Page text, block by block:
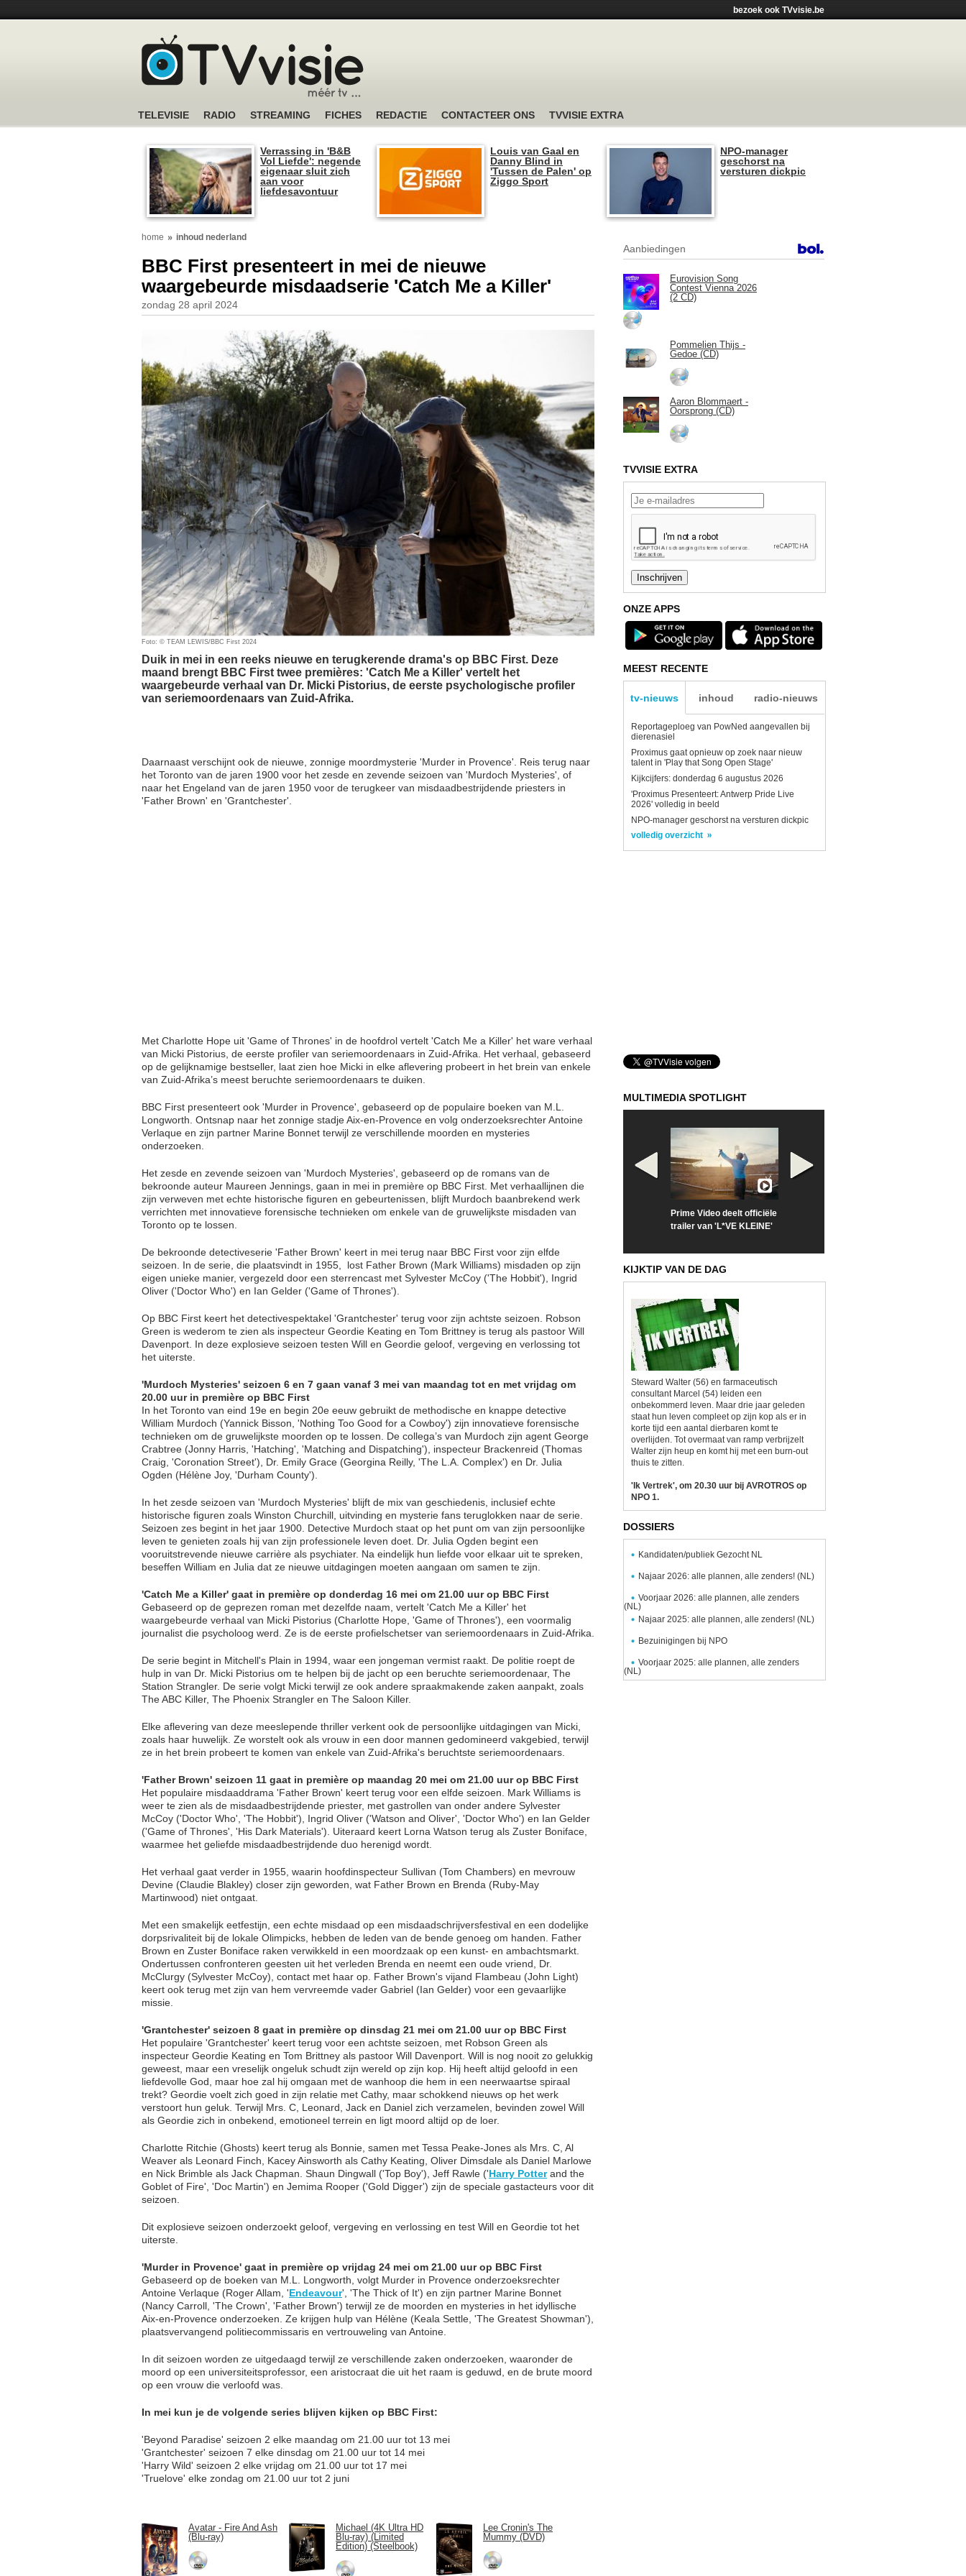
bezoek ook TVvisie.be
TELEVISIE RADIO STREAMING FICHES REDACTIE CONTACTEER ONS TVVISIE EXTRA
Verrassing in 'B&B
Vol Liefde': negende
eigenaar sluit zich
aan voor
liefdesavontuur
Louis van Gaal en
Danny Blind in
'Tussen de Palen' op
Ziggo Sport
NPO-manager
geschorst na
versturen dickpic
home inhoud nederland
BBC First presenteert in mei de nieuwe
waargebeurde misdaadserie 'Catch Me a Killer'
zondag 28 april 2024
Foto: © TEAM LEWIS/BBC First 2024
Duik in mei in een reeks nieuwe en terugkerende drama's op BBC First. Deze
maand brengt BBC First twee premières: 'Catch Me a Killer' vertelt het
waargebeurde verhaal van Dr. Micki Pistorius, de eerste psychologische profiler
van seriemoordenaars van Zuid-Afrika.
Daarnaast verschijnt ook de nieuwe, zonnige moordmysterie 'Murder in Provence'. Reis terug naar
het Toronto van de jaren 1900 voor het zesde en zevende seizoen van 'Murdoch Mysteries', of
naar het Engeland van de jaren 1950 voor de terugkeer van misdaadbestrijdende priesters in
'Father Brown' en 'Grantchester'.
Met Charlotte Hope uit 'Game of Thrones' in de hoofdrol vertelt 'Catch Me a Killer' het ware verhaal
van Micki Pistorius, de eerste profiler van seriemoordenaars in Zuid-Afrika. Het verhaal, gebaseerd
op de gelijknamige bestseller, laat zien hoe Micki in elke aflevering probeert in het brein van enkele
van Zuid-Afrika’s meest beruchte seriemoordenaars te duiken.
BBC First presenteert ook 'Murder in Provence', gebaseerd op de populaire boeken van M.L.
Longworth. Ontsnap naar het zonnige stadje Aix-en-Provence en volg onderzoeksrechter Antoine
Verlaque en zijn partner Marine Bonnet terwijl ze verschillende moorden en mysteries
onderzoeken.
Het zesde en zevende seizoen van 'Murdoch Mysteries', gebaseerd op de romans van de
bekroonde auteur Maureen Jennings, gaan in mei in première op BBC First. Met verhaallijnen die
zijn verweven met echte historische figuren en gebeurtenissen, blijft Murdoch baanbrekend werk
verrichten met innovatieve forensische technieken om enkele van de gruwelijkste misdaden van
Toronto op te lossen.
De bekroonde detectiveserie 'Father Brown' keert in mei terug naar BBC First voor zijn elfde
seizoen. In de serie, die plaatsvindt in 1955, lost Father Brown (Mark Williams) misdaden op zijn
eigen unieke manier, vergezeld door een sterrencast met Sylvester McCoy ('The Hobbit'), Ingrid
Oliver ('Doctor Who') en Ian Gelder ('Game of Thrones').
Op BBC First keert het detectivespektakel 'Grantchester' terug voor zijn achtste seizoen. Robson
Green is wederom te zien als inspecteur Geordie Keating en Tom Brittney is terug als pastoor Will
Davenport. In deze explosieve seizoen testen Will en Geordie geloof, vergeving en verlossing tot
het uiterste.
'Murdoch Mysteries' seizoen 6 en 7 gaan vanaf 3 mei van maandag tot en met vrijdag om
20.00 uur in première op BBC First
In het Toronto van eind 19e en begin 20e eeuw gebruikt de methodische en knappe detective
William Murdoch (Yannick Bisson, 'Nothing Too Good for a Cowboy') zijn innovatieve forensische
technieken om de gruwelijkste moorden op te lossen. De collega’s van Murdoch zijn agent George
Crabtree (Jonny Harris, 'Hatching', 'Matching and Dispatching'), inspecteur Brackenreid (Thomas
Craig, 'Coronation Street'), Dr. Emily Grace (Georgina Reilly, 'The L.A. Complex') en Dr. Julia
Ogden (Hélène Joy, 'Durham County').
In het zesde seizoen van 'Murdoch Mysteries' blijft de mix van geschiedenis, inclusief echte
historische figuren zoals Winston Churchill, uitvinding en mysterie fans teruglokken naar de serie.
Seizoen zes begint in het jaar 1900. Detective Murdoch staat op het punt om van zijn persoonlijke
leven te genieten zoals hij van zijn professionele leven doet. Dr. Julia Ogden begint een
vooruitstrevende nieuwe carrière als psychiater. Na eindelijk hun liefde voor elkaar uit te spreken,
beseffen William en Julia dat ze nieuwe uitdagingen moeten aangaan om samen te zijn.
'Catch Me a Killer' gaat in première op donderdag 16 mei om 21.00 uur op BBC First
Gebaseerd op de geprezen roman met dezelfde naam, vertelt 'Catch Me a Killer' het
waargebeurde verhaal van Micki Pistorius (Charlotte Hope, 'Game of Thrones'), een voormalig
journalist die psycholoog werd. Ze is de eerste profielschetser van seriemoordenaars in Zuid-Afrika.
De serie begint in Mitchell's Plain in 1994, waar een jongeman vermist raakt. De politie roept de
hulp in van Dr. Micki Pistorius om te helpen bij de jacht op een beruchte seriemoordenaar, The
Station Strangler. De serie volgt Micki terwijl ze ook andere spraakmakende zaken aanpakt, zoals
The ABC Killer, The Phoenix Strangler en The Saloon Killer.
Elke aflevering van deze meeslepende thriller verkent ook de persoonlijke uitdagingen van Micki,
zoals haar huwelijk. Ze worstelt ook als vrouw in een door mannen gedomineerd vakgebied, terwijl
ze in het brein probeert te komen van enkele van Zuid-Afrika's beruchtste seriemoordenaars.
'Father Brown' seizoen 11 gaat in première op maandag 20 mei om 21.00 uur op BBC First
Het populaire misdaaddrama 'Father Brown' keert terug voor een elfde seizoen. Mark Williams is
weer te zien als de misdaadbestrijdende priester, met gastrollen van onder andere Sylvester
McCoy ('Doctor Who', 'The Hobbit'), Ingrid Oliver ('Watson and Oliver', 'Doctor Who') en Ian Gelder
('Game of Thrones', 'His Dark Materials'). Uiteraard keert Lorna Watson terug als Zuster Boniface,
waarmee het geliefde misdaadbestrijdende duo herenigd wordt.
Het verhaal gaat verder in 1955, waarin hoofdinspecteur Sullivan (Tom Chambers) en mevrouw
Devine (Claudie Blakley) closer zijn geworden, wat Father Brown en Brenda (Ruby-May
Martinwood) niet ontgaat.
Met een smakelijk eetfestijn, een echte misdaad op een misdaadschrijversfestival en een dodelijke
dorpsrivaliteit bij de lokale Olimpicks, hebben de leden van de bende genoeg om handen. Father
Brown en Zuster Boniface raken verwikkeld in een moordzaak op een kunst- en ambachtsmarkt.
Ondertussen confronteren geesten uit het verleden Brenda en neemt een oude vriend, Dr.
McClurgy (Sylvester McCoy), contact met haar op. Father Brown's vijand Flambeau (John Light)
keert ook terug met zijn van hem vervreemde vader Gabriel (Ian Gelder) voor een gevaarlijke
missie.
'Grantchester' seizoen 8 gaat in première op dinsdag 21 mei om 21.00 uur op BBC First
Het populaire 'Grantchester' keert terug voor een achtste seizoen, met Robson Green als
inspecteur Geordie Keating en Tom Brittney als pastoor Will Davenport. Will is nog nooit zo gelukkig
geweest, maar een vreselijk ongeluk schudt zijn wereld op zijn kop. Hij heeft altijd geloofd in een
liefdevolle God, maar hoe zal hij omgaan met de wanhoop die hem in een neerwaartse spiraal
trekt? Geordie voelt zich goed in zijn relatie met Cathy, maar schokkend nieuws op het werk
verstoort hun geluk. Terwijl Mrs. C, Leonard, Jack en Daniel zich verzamelen, bevinden zowel Will
als Geordie zich in onbekend, emotioneel terrein en ligt moord altijd op de loer.
Charlotte Ritchie (Ghosts) keert terug als Bonnie, samen met Tessa Peake-Jones als Mrs. C, Al
Weaver als Leonard Finch, Kacey Ainsworth als Cathy Keating, Oliver Dimsdale als Daniel Marlowe
en Nick Brimble als Jack Chapman. Shaun Dingwall ('Top Boy'), Jeff Rawle ('Harry Potterand the
Goblet of Fire', 'Doc Martin') en Jemima Rooper ('Gold Digger') zijn de speciale gastacteurs voor dit
seizoen.
Dit explosieve seizoen onderzoekt geloof, vergeving en verlossing en test Will en Geordie tot het
uiterste.
'Murder in Provence' gaat in première op vrijdag 24 mei om 21.00 uur op BBC First
Gebaseerd op de boeken van M.L. Longworth, volgt Murder in Provence onderzoeksrechter
Antoine Verlaque (Roger Allam, 'Endeavour', 'The Thick of It') en zijn partner Marine Bonnet
(Nancy Carroll, 'The Crown', 'Father Brown') terwijl ze de moorden en mysteries in het idyllische
Aix-en-Provence onderzoeken. Ze krijgen hulp van Hélène (Keala Settle, 'The Greatest Showman'),
plaatsvervangend politiecommissaris en vertrouweling van Antoine.
In dit seizoen worden ze uitgedaagd terwijl ze verschillende zaken onderzoeken, waaronder de
moord op een universiteitsprofessor, een aristocraat die uit het raam is geduwd, en de brute moord
op een vrouw die verloofd was.
In mei kun je de volgende series blijven kijken op BBC First:
'Beyond Paradise' seizoen 2 elke maandag om 21.00 uur tot 13 mei
'Grantchester' seizoen 7 elke dinsdag om 21.00 uur tot 14 mei
'Harry Wild' seizoen 2 elke vrijdag om 21.00 uur tot 17 mei
'Truelove' elke zondag om 21.00 uur tot 2 juni
Avatar - Fire And Ash
(Blu-ray)
Michael (4K Ultra HD
Blu-ray) (Limited
Edition) (Steelbook)
Lee Cronin's The
Mummy (DVD)
Aanbiedingen
Eurovision Song
Contest Vienna 2026
(2 CD)
Pommelien Thijs -
Gedoe (CD)
Aaron Blommaert -
Oorsprong (CD)
TVVISIE EXTRA
ONZE APPS
MEEST RECENTE
tv-nieuws inhoud radio-nieuws
Reportageploeg van PowNed aangevallen bij
dierenasiel
Proximus gaat opnieuw op zoek naar nieuw
talent in 'Play that Song Open Stage'
Kijkcijfers: donderdag 6 augustus 2026
'Proximus Presenteert: Antwerp Pride Live
2026' volledig in beeld
NPO-manager geschorst na versturen dickpic
volledig overzicht
MULTIMEDIA SPOTLIGHT
Prime Video deelt officiële
trailer van 'L*VE KLEINE'
KIJKTIP VAN DE DAG
Steward Walter (56) en farmaceutisch
consultant Marcel (54) leiden een
onbekommerd leven. Maar drie jaar geleden
staat hun leven compleet op zijn kop als er in
korte tijd een aantal dierbaren komt te
overlijden. Tot overmaat van ramp verbrijzelt
Walter zijn heup en komt hij met een burn-out
thuis te zitten.
'Ik Vertrek', om 20.30 uur bij AVROTROS op
NPO 1.
DOSSIERS
Kandidaten/publiek Gezocht NL
Najaar 2026: alle plannen, alle zenders! (NL)
Voorjaar 2026: alle plannen, alle zenders
(NL)
Najaar 2025: alle plannen, alle zenders! (NL)
Bezuinigingen bij NPO
Voorjaar 2025: alle plannen, alle zenders
(NL)